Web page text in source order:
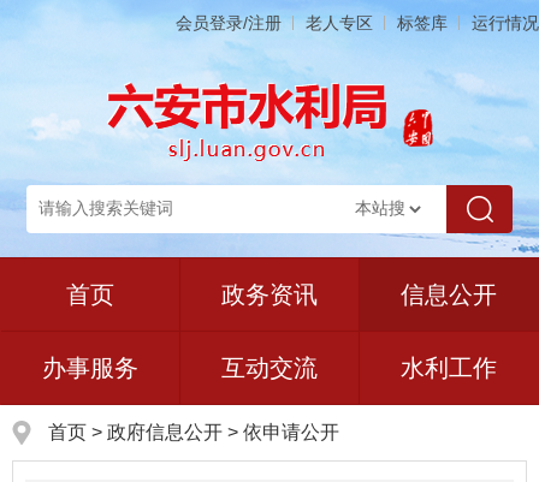
会员登录/注册 老人专区 标签库 运行情况
首页 政务资讯 信息公开
办事服务 互动交流 水利工作
首页 > 政府信息公开 > 依申请公开